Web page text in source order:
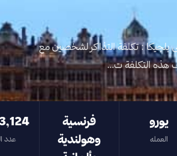
بلجيكا : تكلفة التذاكر لشخصين مع
يورو
العمله
فرنسية
وهولندية
عدد